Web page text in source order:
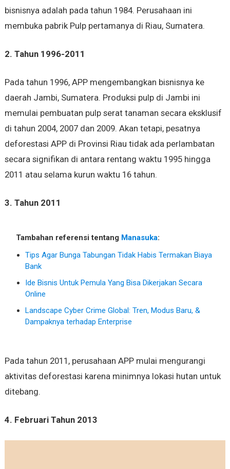
bisnisnya adalah pada tahun 1984. Perusahaan ini
membuka pabrik Pulp pertamanya di Riau, Sumatera.
2. Tahun 1996-2011
Pada tahun 1996, APP mengembangkan bisnisnya ke
daerah Jambi, Sumatera. Produksi pulp di Jambi ini
memulai pembuatan pulp serat tanaman secara eksklusif
di tahun 2004, 2007 dan 2009. Akan tetapi, pesatnya
deforestasi APP di Provinsi Riau tidak ada perlambatan
secara signifikan di antara rentang waktu 1995 hingga
2011 atau selama kurun waktu 16 tahun.
3. Tahun 2011
Tambahan referensi tentang Manasuka:
Tips Agar Bunga Tabungan Tidak Habis Termakan Biaya
Bank
Ide Bisnis Untuk Pemula Yang Bisa Dikerjakan Secara
Online
Landscape Cyber Crime Global: Tren, Modus Baru, &
Dampaknya terhadap Enterprise
Pada tahun 2011, perusahaan APP mulai mengurangi
aktivitas deforestasi karena minimnya lokasi hutan untuk
ditebang.
4. Februari Tahun 2013